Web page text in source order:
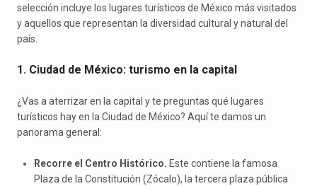
selección incluye los lugares turísticos de México más visitados
y aquellos que representan la diversidad cultural y natural del
país.
1. Ciudad de México: turismo en la capital
¿Vas a aterrizar en la capital y te preguntas qué lugares
turísticos hay en la Ciudad de México? Aquí te damos un
panorama general:
Recorre el Centro Histórico. Este contiene la famosa
Plaza de la Constitución (Zócalo), la tercera plaza pública